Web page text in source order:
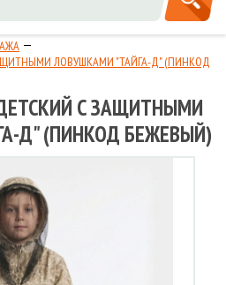
ЛОВУШКАМИ "ТАЙГА-Д" (ПИНКОД
С ЗАЩИТНЫМИ
Д" (ПИНКОД БЕЖЕВЫЙ)